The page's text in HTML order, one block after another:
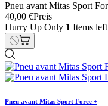
Pneu avant Mitas Sport
40,00 €Preis
Hurry Up Only 1 Items
Pneu avant Mitas Sport Force +